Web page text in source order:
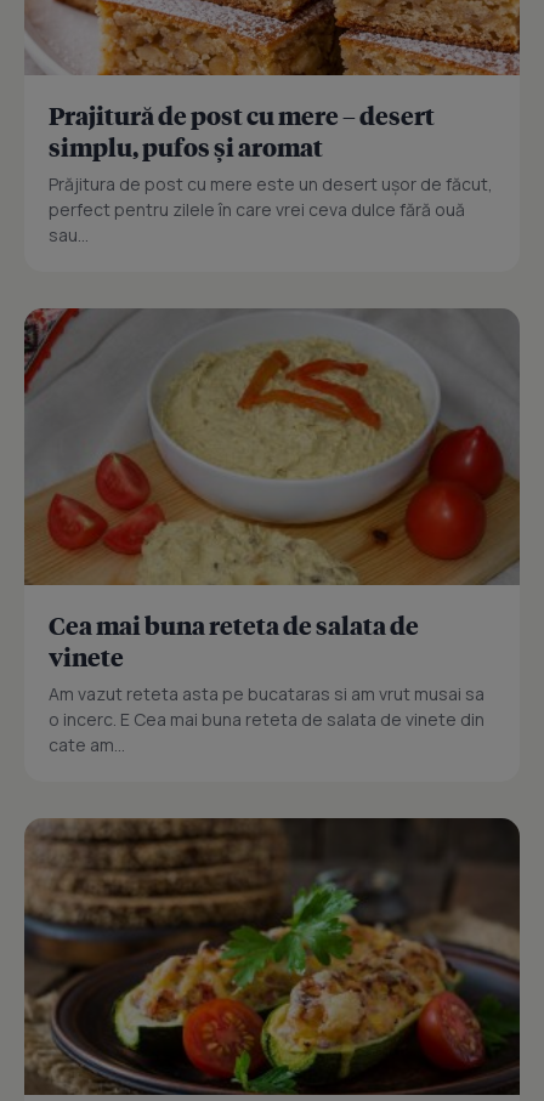
Prajitură de post cu mere – desert
simplu, pufos și aromat
Prăjitura de post cu mere este un desert ușor de făcut,
perfect pentru zilele în care vrei ceva dulce fără ouă
sau...
Cea mai buna reteta de salata de
vinete
Am vazut reteta asta pe bucataras si am vrut musai sa
o incerc. E Cea mai buna reteta de salata de vinete din
cate am...